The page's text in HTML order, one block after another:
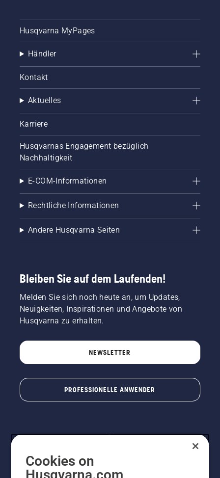
Husqvarna MyPages
Händler
Kontakt
Aktuelles
Karriere
Husqvarnas Engagement bezüglich
Nachhaltigkeit
E-COM-Informationen
Rechtliche Informationen
Andere Husqvarna Seiten
Bleiben Sie auf dem Laufenden!
Melden Sie sich noch heute an, um Updates,
Neuigkeiten, Inspirationen und Angebote von
Husqvarna zu erhalten.
NEWSLETTER
PROFESSIONELLE ANWENDER
Cookies on